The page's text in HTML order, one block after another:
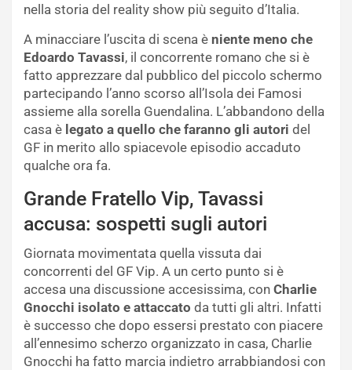
nella storia del reality show più seguito d’Italia.
A minacciare l’uscita di scena è niente meno che
Edoardo Tavassi, il concorrente romano che si è
fatto apprezzare dal pubblico del piccolo schermo
partecipando l’anno scorso all’Isola dei Famosi
assieme alla sorella Guendalina. L’abbandono della
casa è legato a quello che faranno gli autori del
GF in merito allo spiacevole episodio accaduto
qualche ora fa.
Grande Fratello Vip, Tavassi
accusa: sospetti sugli autori
Giornata movimentata quella vissuta dai
concorrenti del GF Vip. A un certo punto si è
accesa una discussione accesissima, con Charlie
Gnocchi isolato e attaccato da tutti gli altri. Infatti
è successo che dopo essersi prestato con piacere
all’ennesimo scherzo organizzato in casa, Charlie
Gnocchi ha fatto marcia indietro arrabbiandosi con